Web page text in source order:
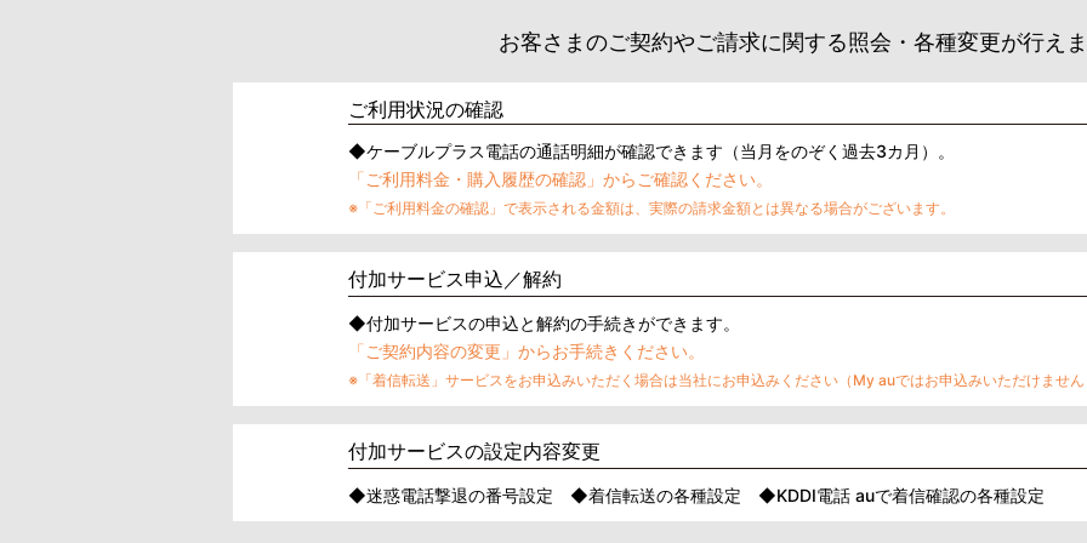
お客さまのご契約やご請求に関する照会・各種変更が行えま
ご利用状況の確認
◆ケーブルプラス電話の通話明細が確認できます（当月をのぞく過去3カ月）。
「ご利⽤料⾦・購⼊履歴の確認」からご確認ください。
※「ご利用料金の確認」で表示される金額は、実際の請求金額とは異なる場合がございます。
付加サービス申込／解約
◆付加サービスの申込と解約の手続きができます。
「ご契約内容の変更」からお⼿続きください。
※「着信転送」サービスをお申込みいただく場合は当社にお申込みください（My auではお申込みいただけません
付加サービスの設定内容変更
◆迷惑電話撃退の番号設定 ◆着信転送の各種設定 ◆KDDI電話 auで着信確認の各種設定